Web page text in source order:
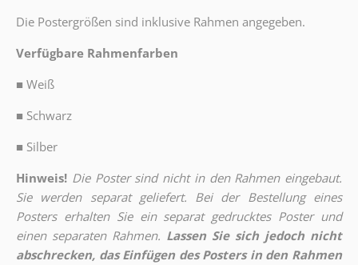
Die Postergrößen sind inklusive Rahmen angegeben.
Verfügbare Rahmenfarben
■ Weiß
■ Schwarz
■ Silber
Hinweis! Die Poster sind nicht in den Rahmen eingebaut.
Sie werden separat geliefert. Bei der Bestellung eines
Posters erhalten Sie ein separat gedrucktes Poster und
einen separaten Rahmen. Lassen Sie sich jedoch nicht
abschrecken, das Einfügen des Posters in den Rahmen